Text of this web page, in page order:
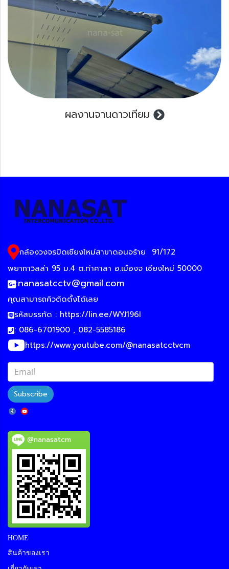
ผลงานจานดาวเทียม
กล้องวงจรปิดเชียงใหม่สาขาดอนจร้าย
91/172
พยากาวิลล่า 95 ม.4 ต.ท่าศาลา อ.เมืองจ เชียงใหม่ 50000
:nanasatcctv@gmail.com
คุณสามารถคิวติดตั้งได้เลย
รหัสบรรทัด : https://lin.ee/WYJ196I
: 086-6701900 , 082-5585186
https://www.youtube.com/@nanasatcctvcm
Subscribe
@nanasatcm
HOME
สินค้าของเรา